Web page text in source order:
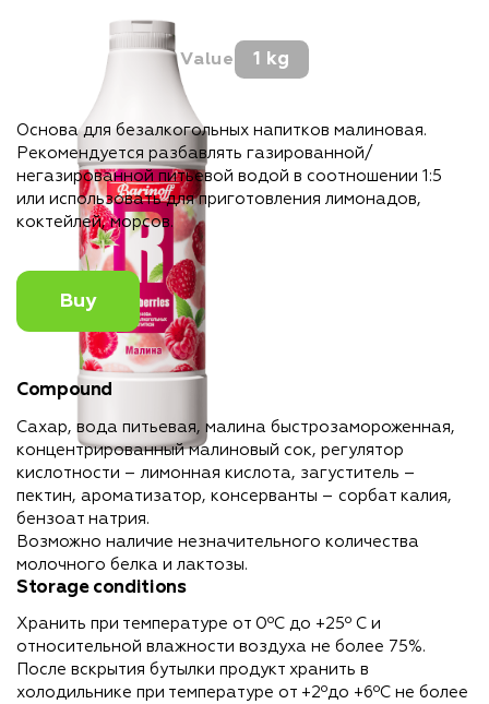
Value 1 kg
Основа для безалкогольных напитков малиновая.
Рекомендуется разбавлять газированной/
негазированной питьевой водой в соотношении 1:5
или использовать для приготовления лимонадов,
коктейлей, морсов.
Buy
Compound
Cахар, вода питьевая, малина быстрозамороженная,
концентрированный малиновый сок, регулятор
кислотности – лимонная кислота, загуститель –
пектин, ароматизатор, консерванты – сорбат калия,
бензоат натрия.
Возможно наличие незначительного количества
молочного белка и лактозы.
Storage conditions
Хранить при температуре от 0ºС до +25º С и
относительной влажности воздуха не более 75%.
После вскрытия бутылки продукт хранить в
холодильнике при температуре от +2ºдо +6ºС не более